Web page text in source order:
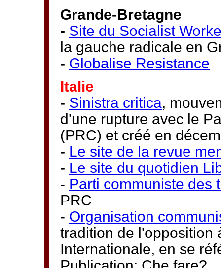
Grande-Bretagne
- Site du Socialist
la gauche radicale en
- Globalise Resistance
Italie
- Sinistra critica,
d'une rupture avec le
(PRC) et créé en
- Le site de la revue
- Le site du quotidien
- Parti communiste des
PRC
- Organisation
tradition de l'opposition
Internationale, en se